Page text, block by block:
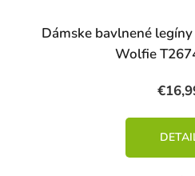
Dámske bavlnené
Wolfie